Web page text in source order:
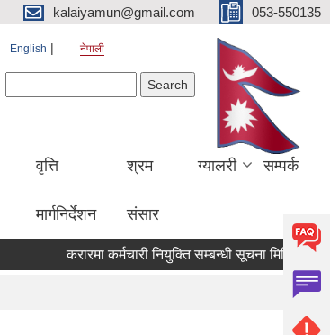
kalaiyamun@gmail.com 053-550135
English नेपाली
वृत्ति
मार्गनिर्देशन
श्रम
संसार
ग्यालरी सम्पर्क
करारमा कर्मचारी नियुक्ति सम्बन्धी सूचना मितिः